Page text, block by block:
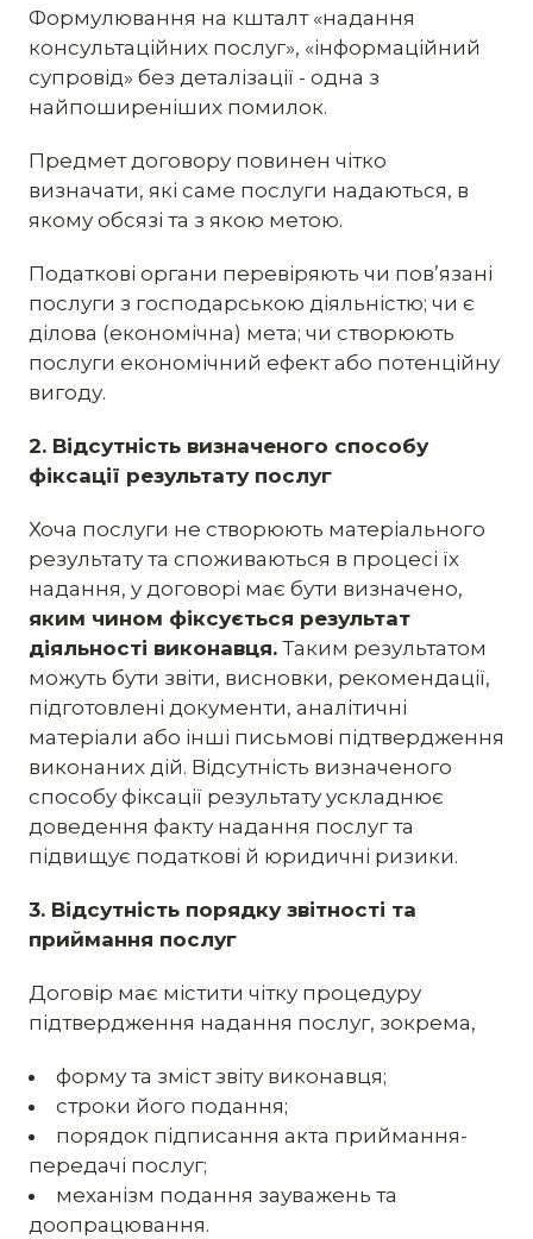
Формулювання на кшталт «надання
консультаційних послуг», «інформаційний
супровід» без деталізації - одна з
найпоширеніших помилок.
Предмет договору повинен чітко
визначати, які саме послуги надаються, в
якому обсязі та з якою метою.
Податкові органи перевіряють чи пов’язані
послуги з господарською діяльністю; чи є
ділова (економічна) мета; чи створюють
послуги економічний ефект або потенційну
вигоду.
2. Відсутність визначеного способу
фіксації результату послуг
Хоча послуги не створюють матеріального
результату та споживаються в процесі їх
надання, у договорі має бути визначено,
яким чином фіксується результат
діяльності виконавця. Таким результатом
можуть бути звіти, висновки, рекомендації,
підготовлені документи, аналітичні
матеріали або інші письмові підтвердження
виконаних дій. Відсутність визначеного
способу фіксації результату ускладнює
доведення факту надання послуг та
підвищує податкові й юридичні ризики.
3. Відсутність порядку звітності та
приймання послуг
Договір має містити чітку процедуру
підтвердження надання послуг, зокрема,
форму та зміст звіту виконавця;
строки його подання;
порядок підписання акта приймання-
передачі послуг;
механізм подання зауважень та
доопрацювання.